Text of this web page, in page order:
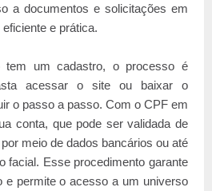
a documentos e solicitações em
e prática.
tem um cadastro, o processo é
acessar o site ou baixar o
o passo a passo. Com o CPF em
conta, que pode ser validada de
meio de dados bancários ou até
facial. Esse procedimento garante
e permite o acesso a um universo